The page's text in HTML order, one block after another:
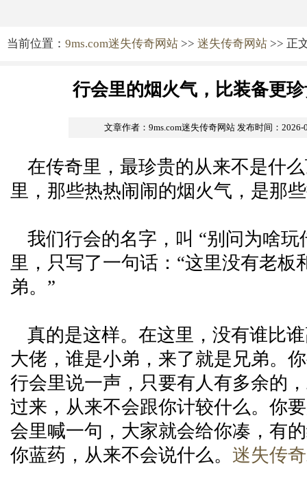
当前位置： 9ms.com迷失传奇网站 >> 迷失传奇网站 >> 正
行会里的烟火气，比装备更
文章作者：9ms.com迷失传奇网站 发布时间：2026-
在传奇里，最珍贵的从来不是什
里，那些热热闹闹的烟火气，是那
我们行会的名字，叫 “别问为啥玩
里，只写了一句话：“这里没有老板
弟。”
真的是这样。在这里，没有谁比
大佬，谁是小弟，来了就是兄弟。
行会里说一声，只要有人有多余的
过来，从来不会跟你计较什么。你
会里喊一句，大家就会给你凑，有
你蓝药，从来不会说什么。 迷失传